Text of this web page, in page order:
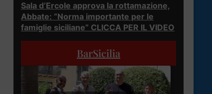
Sala d’Ercole approva la rottamazione,
Abbate: “Norma importante per le
famiglie siciliane” CLICCA PER IL VIDEO
BarSicilia